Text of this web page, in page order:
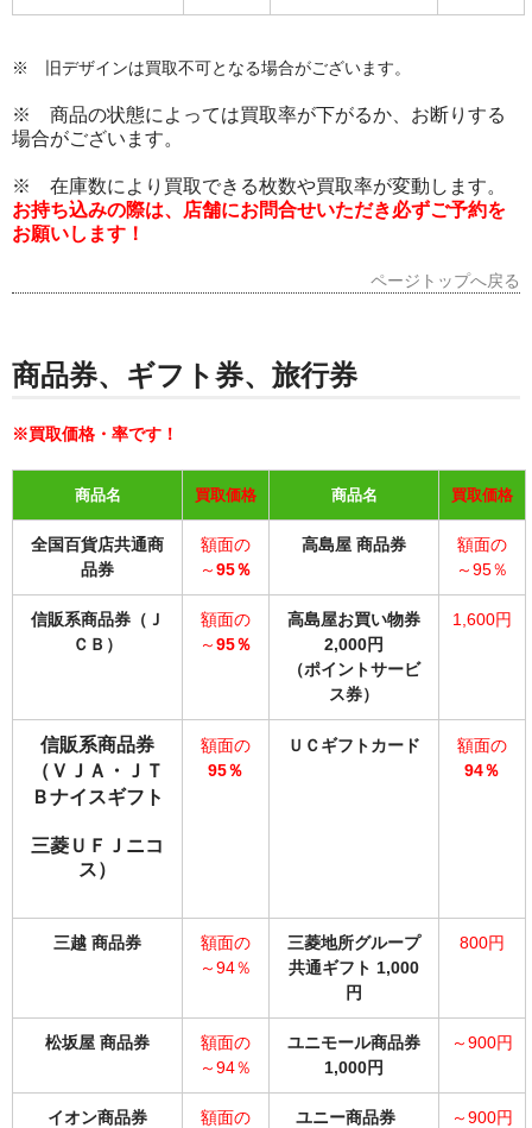
※ 旧デザインは買取不可となる場合がございます。
※ 商品の状態によっては買取率が下がるか、お断りする
場合がございます。
※ 在庫数により買取できる枚数や買取率が変動します。
お持ち込みの際は、店舗にお問合せいただき必ずご予約を
お願いします！
ページトップへ戻る
商品券、ギフト券、旅行券
※買取価格・率です！
商品名 買取価格 商品名 買取価格
全国百貨店共通商
品券
額面の
～95％
高島屋 商品券
額面の
～95％
信販系商品券（Ｊ
ＣＢ ）
額面の
～95％
高島屋お買い物券
2,000円
（ポイントサービ
ス券）
1,600円
信販系商品券
（ＶＪＡ・
ＪＴ
Ｂナイスギフト
三菱ＵＦＪニコ
ス）
額面の
95％
ＵＣギフトカード
額面の
94％
三越 商品券
額面の
～94％
三菱地所グループ
共通ギフト 1,000
円
800円
松坂屋 商品券
額面の
～94％
ユニモール商品券
1,000円
～900円
イオン商品券
額面の
ユニー商品券
～900円